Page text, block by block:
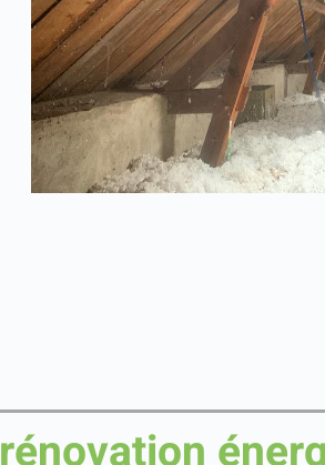
rénovation